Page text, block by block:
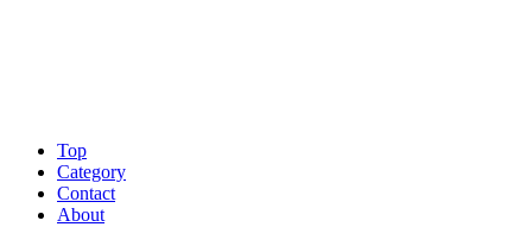
Top
Category
Contact
About